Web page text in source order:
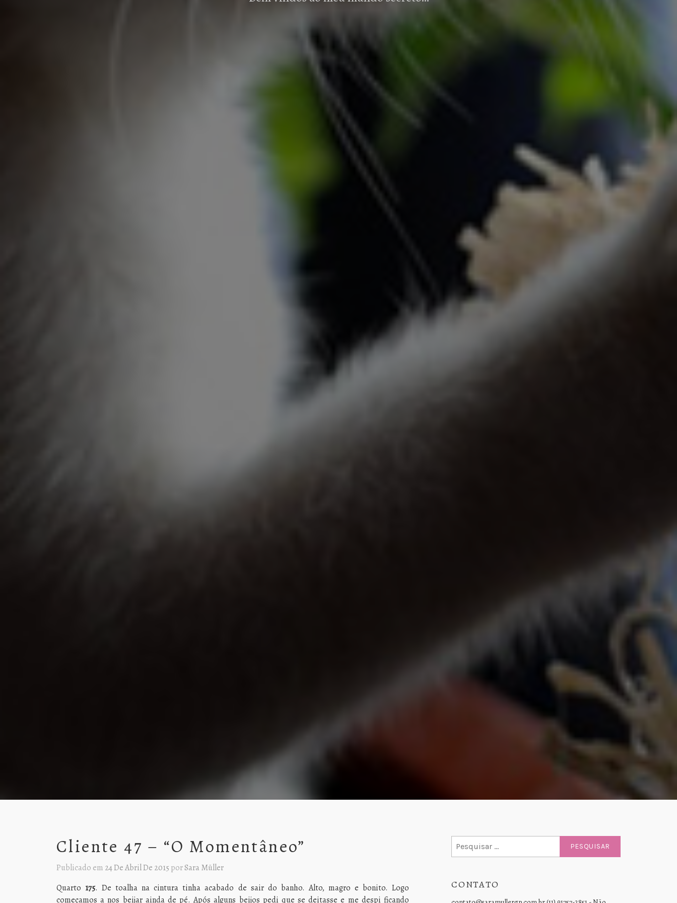
Cliente 47 – “O Momentâneo”
Publicado em 24 De Abril De 2015 porSara Müller
Quarto 175. De toalha na cintura tinha acabado de sair do banho. Alto, magro e bonito. Logo
começamos a nos beijar ainda de pé. Após alguns beijos pedi que se deitasse e me despi ficando
por:
CONTATO